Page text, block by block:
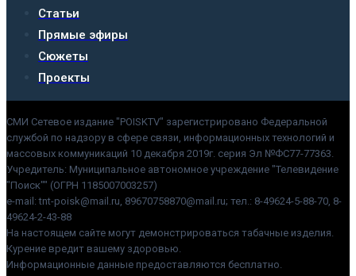
Статьи
Прямые эфиры
Сюжеты
Проекты
СМИ Сетевое издание "POISKTV" зарегистрировано Федеральной
службой по надзору в сфере связи, информационных технологий и
массовых коммуникаций 10 декабря 2019г. серия Эл №ФС77-77363.
Учредитель: Муниципальное автономное учреждение "Телевидение
"Поиск"" (ОГРН 1185007003257)
e-mail: tnt-poisk@mail.ru, 89670758870@mail.ru; тел.: 8-49624-5-88-70, 8-
49624-2-43-88
На настоящем сайте могут демонстрироваться табачные изделия.
Курение вредит вашему здоровью.
Информационные данные предоставляются бесплатно.